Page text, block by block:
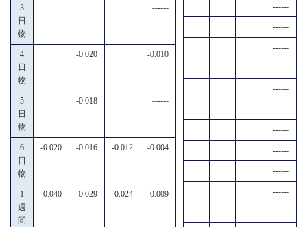
3
日
物
------
4
日
物
-0.020 -0.010
5
日
物
-0.018 ------
6
日
物
-0.020 -0.016 -0.012 -0.004
1
週
間
-0.040 -0.029 -0.024 -0.009
------
------
------
------
------
------
------
------
------
------
------